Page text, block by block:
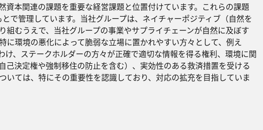
本関連の課題を重要な経営課題と位置付けています。これらの課題
とで管理しています。当社グループは、ネイチャーポジティブ（自然を
むうえで、当社グループの事業やサプライチェーンが自然に及ぼす
環境の悪化によって脆弱な立場に置かれやすい方々として、例え
、ステークホルダーの方々が正確で適切な情報を得る権利、環境に関
決定権や強制移住の防止を含む）、実効性のある救済措置を受ける
ては、特にその重要性を認識しており、対応の拡充を目指していま